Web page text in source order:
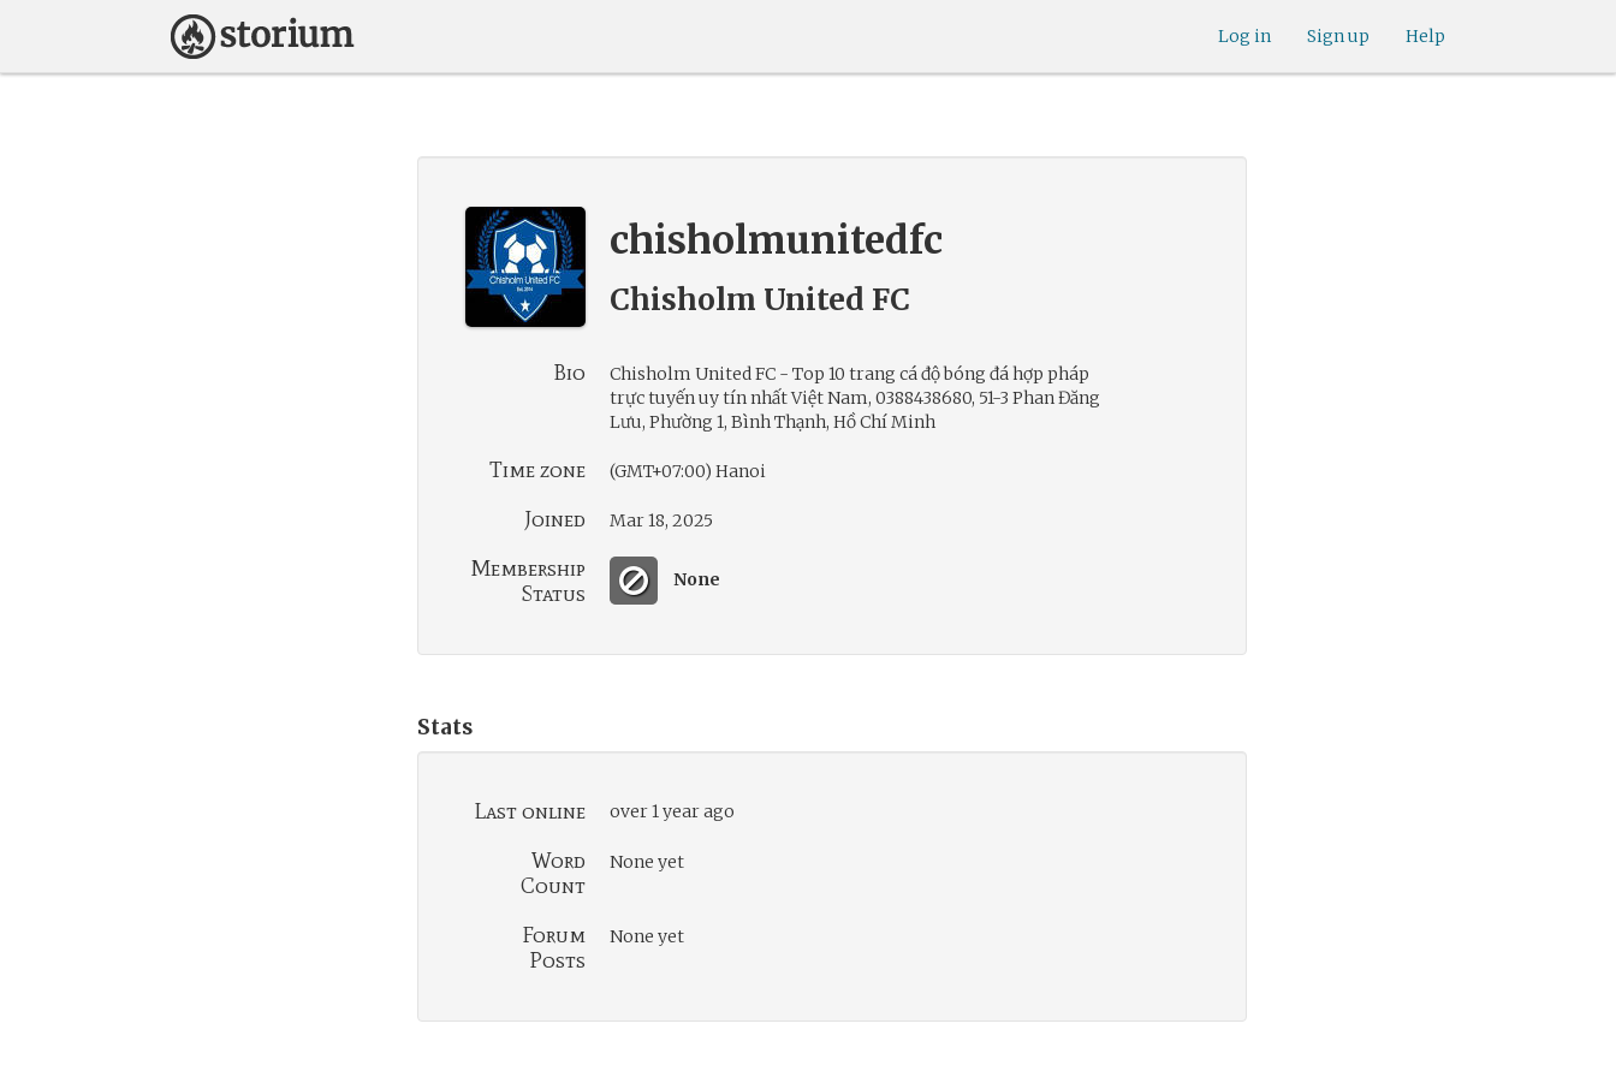
Help
Sign up
Log in
chisholmunitedfc
Chisholm United FC
Bio
Chisholm United FC - Top 10 trang cá độ bóng đá hợp pháp
trực tuyến uy tín nhất Việt Nam, 0388438680, 51-3 Phan Đăng
Lưu, Phường 1, Bình Thạnh, Hồ Chí Minh
Time zone (GMT+07:00) Hanoi
Joined Mar 18, 2025
Membership
Status
None
Stats
Last online over 1 year ago
Word
Count
None yet
Forum
Posts
None yet